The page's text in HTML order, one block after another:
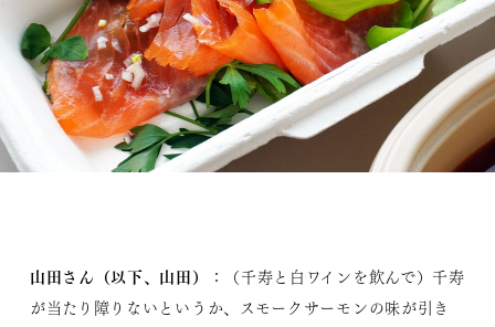
山田さん（以下、山田）
：（千寿と白ワインを飲んで）千寿
が当たり障りないというか、スモークサーモンの味が引き